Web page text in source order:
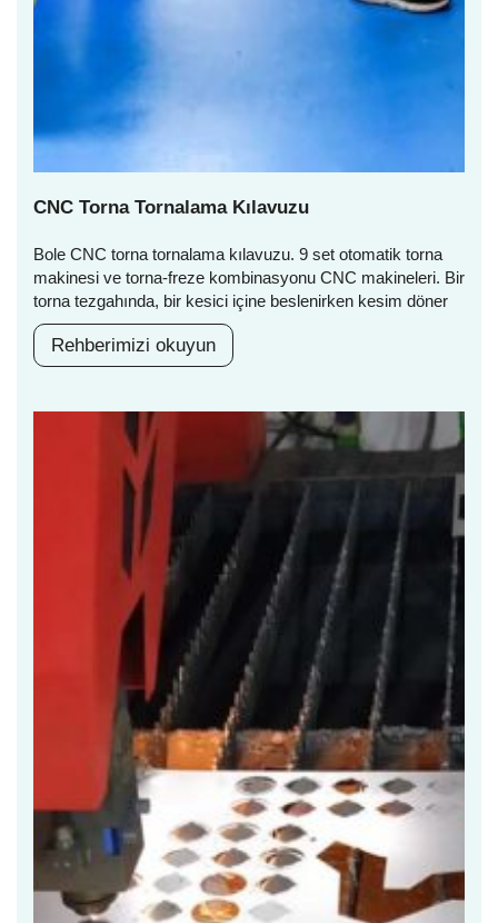
CNC Torna Tornalama Kılavuzu
Bole CNC torna tornalama kılavuzu. 9 set otomatik torna
makinesi ve torna-freze kombinasyonu CNC makineleri. Bir
torna tezgahında, bir kesici içine beslenirken kesim döner
Rehberimizi okuyun